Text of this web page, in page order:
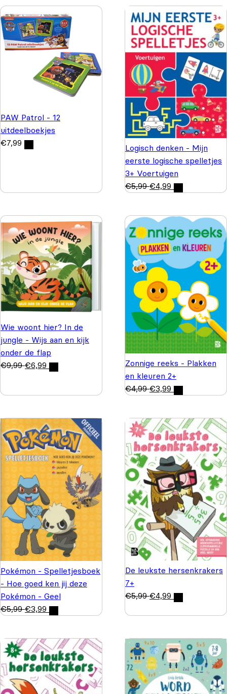
PAW Patrol - 12
uitdeelboekjes
€7,99
Logisch denken - Mijn
eerste logische spelletjes
3+ Voertuigen
€5,99 €4,99
Wie woont hier? In de
jungle - Wijs aan en kijk
onder de flap
€9,99 €6,99
Zonnige reeks - Plakken
en kleuren 2+
€4,99 €3,99
Pokémon - Spelletjesboek
- Hoe goed ken jij deze
Pokémon - Geel
€5,99 €3,99
De leukste hersenkrakers
7+
€5,99 €4,99